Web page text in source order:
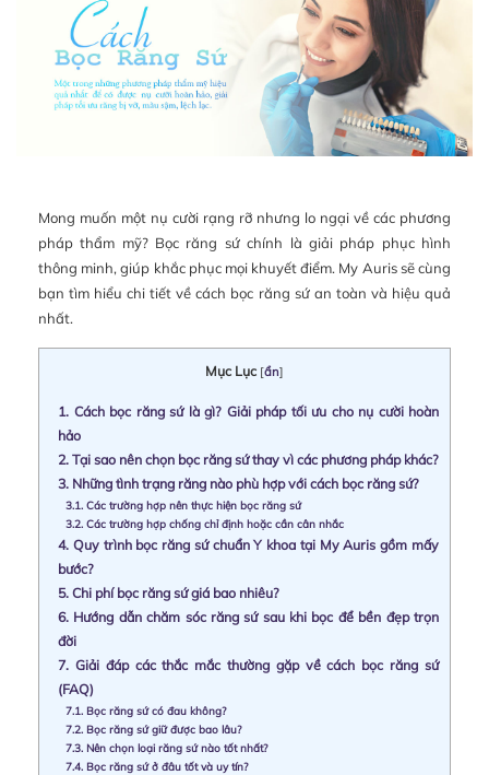
Mong muốn một nụ cười rạng rỡ nhưng lo ngại về các phương
pháp thẩm mỹ? Bọc răng sứ chính là giải pháp phục hình
thông minh, giúp khắc phục mọi khuyết điểm. My Auris sẽ cùng
bạn tìm hiểu chi tiết về cách bọc răng sứ an toàn và hiệu quả
nhất.
Mục Lục [ẩn]
1. Cách bọc răng sứ là gì? Giải pháp tối ưu cho nụ cười hoàn
hảo
2. Tại sao nên chọn bọc răng sứ thay vì các phương pháp khác?
3. Những tình trạng răng nào phù hợp với cách bọc răng sứ?
3.1. Các trường hợp nên thực hiện bọc răng sứ
3.2. Các trường hợp chống chỉ định hoặc cần cân nhắc
4. Quy trình bọc răng sứ chuẩn Y khoa tại My Auris gồm mấy
bước?
5. Chi phí bọc răng sứ giá bao nhiêu?
6. Hướng dẫn chăm sóc răng sứ sau khi bọc để bền đẹp trọn
đời
7. Giải đáp các thắc mắc thường gặp về cách bọc răng sứ
(FAQ)
7.1. Bọc răng sứ có đau không?
7.2. Bọc răng sứ giữ được bao lâu?
7.3. Nên chọn loại răng sứ nào tốt nhất?
7.4. Bọc răng sứ ở đâu tốt và uy tín?